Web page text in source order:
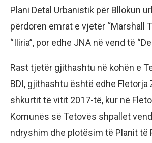
Plani Detal Urbanistik për Bllokun
përdoren emrat e vjetër “Marshall
“Iliria”, por edhe JNA në vend të
Rast tjetër gjithashtu në kohën e
BDI, gjithashtu është edhe Fletorja
shkurtit të vitit 2017-të, kur në
Komunës së Tetovës shpallet
ndryshim dhe plotësim të Planit të